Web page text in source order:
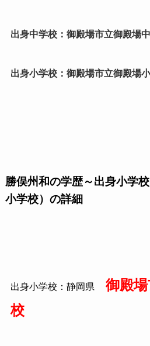
出身中学校：御殿場市立御殿場
出身小学校：御殿場市立御殿場
勝俣州和の学歴～出身小学
小学校）の詳細
出身小学校：静岡県
御殿
校